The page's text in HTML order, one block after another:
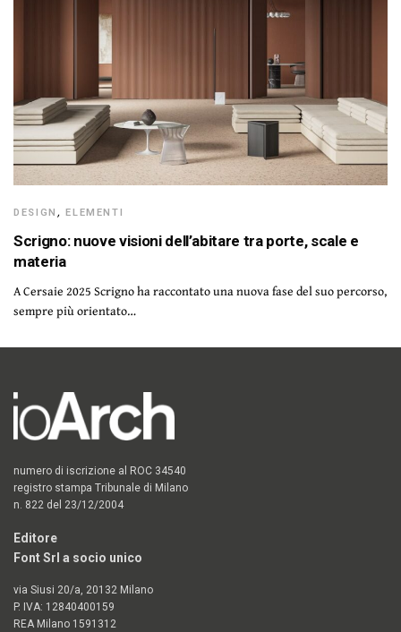
DESIGN ,ELEMENTI
Scrigno: nuove visioni dell’abitare tra porte, scale e
materia
A Cersaie 2025 Scrigno ha raccontato una nuova fase del suo percorso,
sempre più orientato…
numero di iscrizione al ROC 34540
registro stampa Tribunale di Milano
n. 822 del 23/12/2004
Editore
Font Srl a socio unico
via Siusi 20/a, 20132 Milano
P. IVA: 12840400159
REA Milano 1591312